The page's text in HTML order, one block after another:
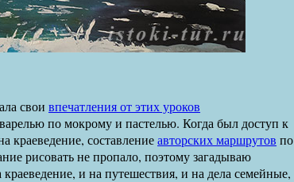
свои впечатления от этих уроков
по мокрому и пастелью. Когда был доступ к
краеведение, составлениеавторских маршрутов по
рисовать не пропало, поэтому загадываю
и на путешествия, и на дела семейные,